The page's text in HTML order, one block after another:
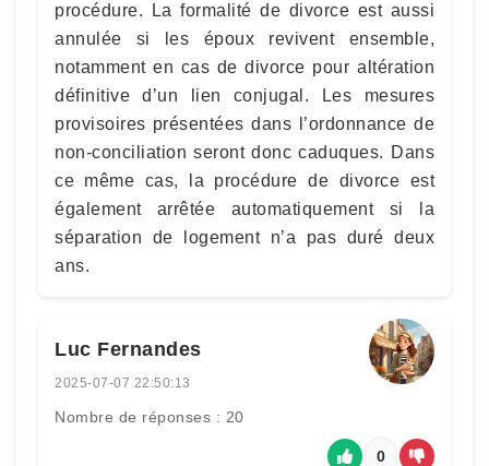
procédure. La formalité de divorce est aussi
annulée si les époux revivent ensemble,
notamment en cas de divorce pour altération
définitive d’un lien conjugal. Les mesures
provisoires présentées dans l’ordonnance de
non-conciliation seront donc caduques. Dans
ce même cas, la procédure de divorce est
également arrêtée automatiquement si la
séparation de logement n’a pas duré deux
ans.
Luc Fernandes
2025-07-07 22:50:13
Nombre de réponses : 20
0